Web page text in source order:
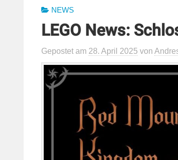
NEWS
LEGO News:
Gepostet am 28. April 2025 von